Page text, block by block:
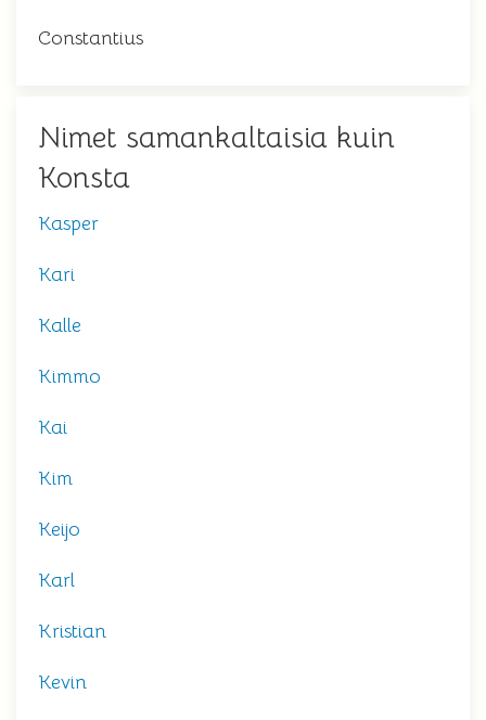
Constantius
Nimet samankaltaisia kuin
Konsta
Kasper
Kari
Kalle
Kimmo
Kai
Kim
Keijo
Karl
Kristian
Kevin